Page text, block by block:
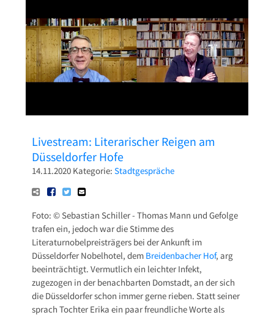
Pressetexte
Sponsoring
Livestream: Literarischer Reigen am
Düsseldorfer Hofe
14.11.2020 Kategorie:Stadtgespräche
Foto: © Sebastian Schiller - Thomas Mann und Gefolge
trafen ein, jedoch war die Stimme des
Literaturnobelpreisträgers bei der Ankunft im
Düsseldorfer Nobelhotel, dem Breidenbacher Hof, arg
beeinträchtigt. Vermutlich ein leichter Infekt,
zugezogen in der benachbarten Domstadt, an der sich
die Düsseldorfer schon immer gerne rieben. Statt seiner
sprach Tochter Erika ein paar freundliche Worte als